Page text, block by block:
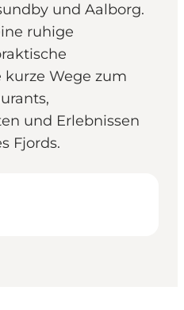
und Aalborg.
ruhige
Wege zum
und Erlebnissen
Fjords.